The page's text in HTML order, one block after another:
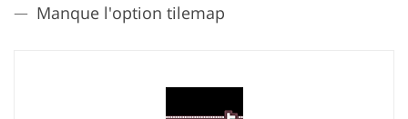
Manque l'option tilemap